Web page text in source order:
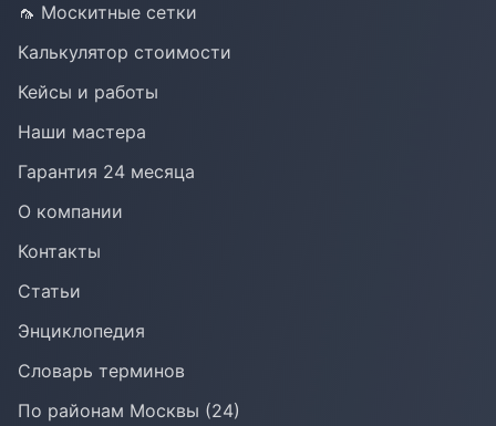
🦟 Москитные сетки
Калькулятор стоимости
Кейсы и работы
Наши мастера
Гарантия 24 месяца
О компании
Контакты
Статьи
Энциклопедия
Словарь терминов
По районам Москвы (24)